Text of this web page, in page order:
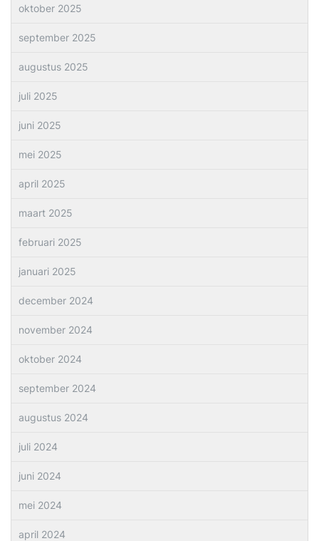
oktober 2025
september 2025
augustus 2025
juli 2025
juni 2025
mei 2025
april 2025
maart 2025
februari 2025
januari 2025
december 2024
november 2024
oktober 2024
september 2024
augustus 2024
juli 2024
juni 2024
mei 2024
april 2024